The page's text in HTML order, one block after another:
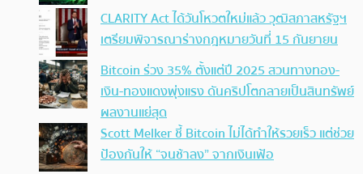
CLARITY Act ได้วันโหวตใหม่แล้ว วุฒิสภาสหรัฐฯ
เตรียมพิจารณาร่างกฎหมายวันที่ 15 กันยายน
Bitcoin ร่วง 35% ตั้งแต่ปี 2025 สวนทางทอง-
เงิน-ทองแดงพุ่งแรง ดันคริปโตกลายเป็นสินทรัพย์
ผลงานแย่สุด
Scott Melker ชี้ Bitcoin ไม่ได้ทำให้รวยเร็ว แต่ช่วย
ป้องกันให้ “จนช้าลง” จากเงินเฟ้อ